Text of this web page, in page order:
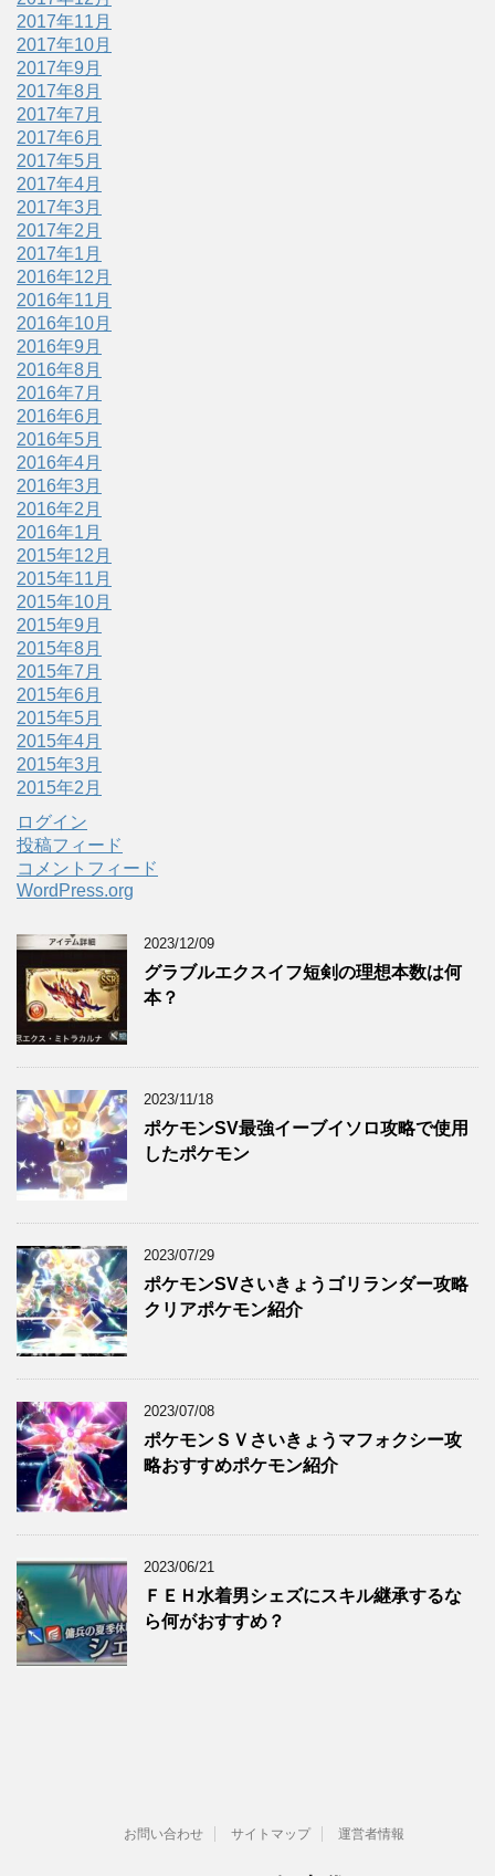
2017年11月
2017年10月
2017年9月
2017年8月
2017年7月
2017年6月
2017年5月
2017年4月
2017年3月
2017年2月
2017年1月
2016年12月
2016年11月
2016年10月
2016年9月
2016年8月
2016年7月
2016年6月
2016年5月
2016年4月
2016年3月
2016年2月
2016年1月
2015年12月
2015年11月
2015年10月
2015年9月
2015年8月
2015年7月
2015年6月
2015年5月
2015年4月
2015年3月
2015年2月
ログイン
投稿フィード
コメントフィード
WordPress.org
2023/12/09
グラブルエクスイフ短剣の理想本数は何
本？
2023/11/18
ポケモンSV最強イーブイソロ攻略で使用
したポケモン
2023/07/29
ポケモンSVさいきょうゴリランダー攻略
クリアポケモン紹介
2023/07/08
ポケモンＳＶさいきょうマフォクシー攻
略おすすめポケモン紹介
2023/06/21
ＦＥＨ水着男シェズにスキル継承するな
ら何がおすすめ？
お問い合わせ サイトマップ 運営者情報